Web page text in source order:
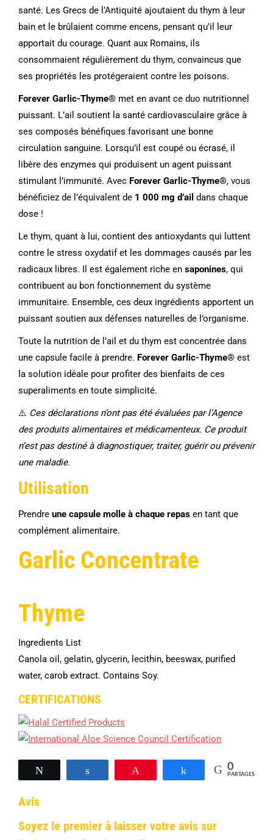
santé. Les Grecs de l’Antiquité ajoutaient du thym à leur
bain et le brûlaient comme encens, pensant qu’il leur
apportait du courage. Quant aux Romains, ils
consommaient régulièrement du thym, convaincus que
ses propriétés les protégeraient contre les poisons.
Forever Garlic-Thyme® met en avant ce duo nutritionnel
puissant. L’ail soutient la santé cardiovasculaire grâce à
ses composés bénéfiques favorisant une bonne
circulation sanguine. Lorsqu’il est coupé ou écrasé, il
libère des enzymes qui produisent un agent puissant
stimulant l’immunité. Avec Forever Garlic-Thyme®, vous
bénéficiez de l’équivalent de 1 000 mg d’ail dans chaque
dose !
Le thym, quant à lui, contient des antioxydants qui luttent
contre le stress oxydatif et les dommages causés par les
radicaux libres. Il est également riche en saponines, qui
contribuent au bon fonctionnement du système
immunitaire. Ensemble, ces deux ingrédients apportent un
puissant soutien aux défenses naturelles de l’organisme.
Toute la nutrition de l’ail et du thym est concentrée dans
une capsule facile à prendre. Forever Garlic-Thyme® est
la solution idéale pour profiter des bienfaits de ces
superaliments en toute simplicité.
⚠️ Ces déclarations n’ont pas été évaluées par l’Agence
des produits alimentaires et médicamenteux. Ce produit
n’est pas destiné à diagnostiquer, traiter, guérir ou prévenir
une maladie.
Utilisation
Prendre une capsule molle à chaque repas en tant que
complément alimentaire.
Garlic Concentrate
Thyme
Ingredients List
Canola oil, gelatin, glycerin, lecithin, beeswax, purified
water, carob extract. Contains Soy.
CERTIFICATIONS
Partagez0
PARTAGES
Avis
Soyez le premier à laisser votre avis sur